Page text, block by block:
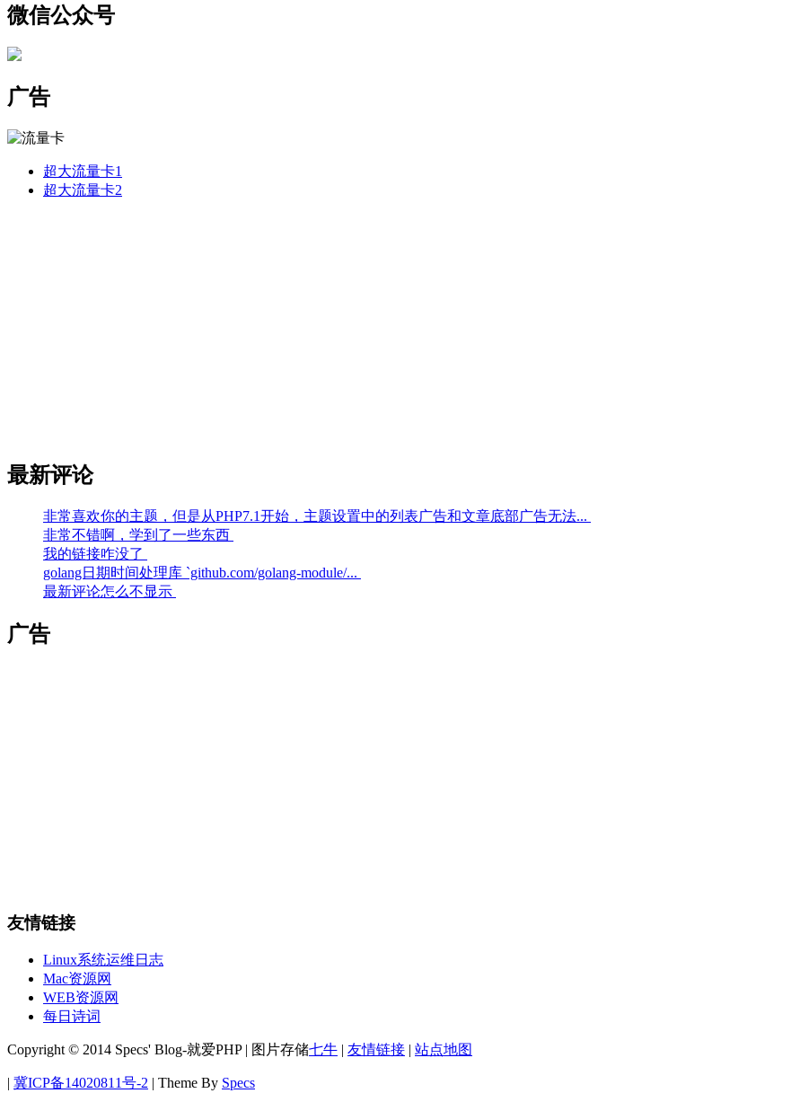
微信公众号
广告
超大流量卡1
超大流量卡2
最新评论
非常喜欢你的主题，但是从PHP7.1开始，主题设置中的列表广告和文章底部广告无法...
非常不错啊，学到了一些东西
我的链接咋没了
golang日期时间处理库 `github.com/golang-module/...
最新评论怎么不显示
广告
友情链接
Linux系统运维日志
Mac资源网
WEB资源网
每日诗词
Copyright © 2014 Specs' Blog-就爱PHP | 图片存储七牛 | 友情链接 | 站点地图
| 冀ICP备14020811号-2 | Theme By Specs